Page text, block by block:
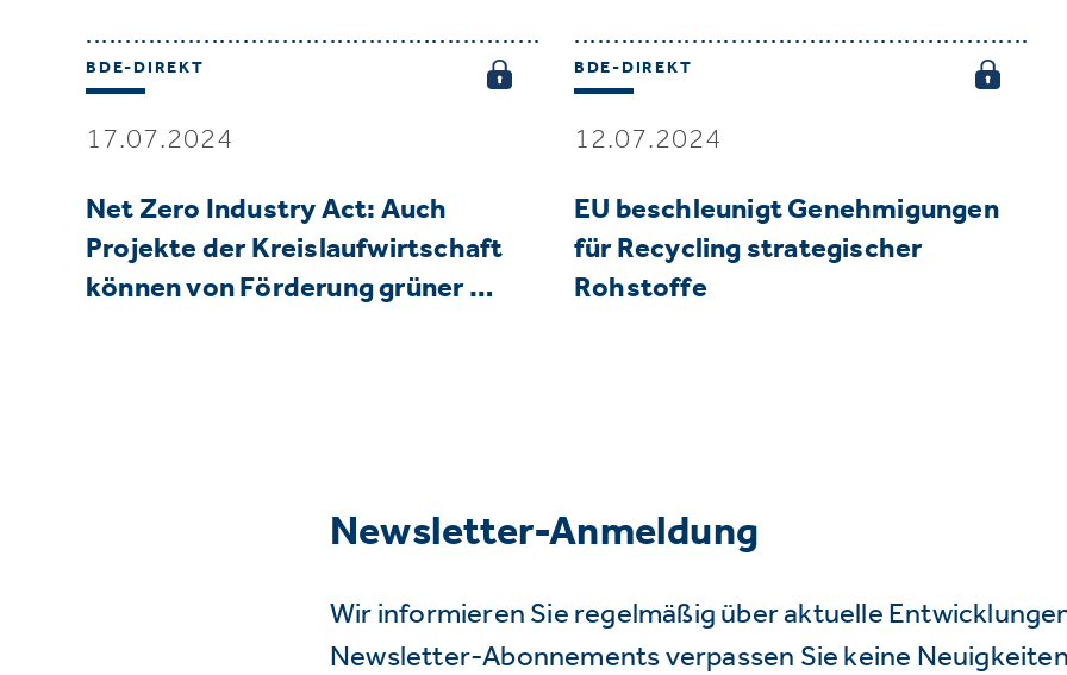
BDE-DIREKT
17.07.2024
Net Zero Industry Act: Auch
Projekte der Kreislaufwirtschaft
können von Förderung grüner …
BDE-DIREKT
12.07.2024
EU beschleunigt Genehmigungen
für Recycling strategischer
Rohstoffe
Newsletter-Anmeldung
Wir informieren Sie regelmäßig über aktuelle
Newsletter-Abonnements verpassen Sie keine